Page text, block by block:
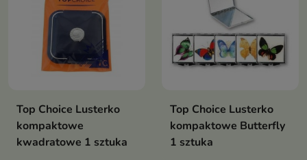
Top Choice Lusterko
kompaktowe
kwadratowe 1 sztuka
Top Choice Lusterko
kompaktowe Butterfly
1 sztuka